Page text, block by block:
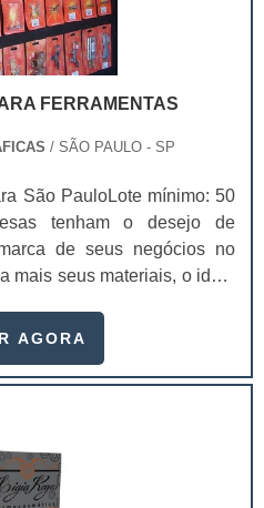
bolha.No entanto, é preciso
neste tipo de produto
empresa séria, que seja
de desenvolvimento e
e obtém as garantias
FERRAMENTAS
/ SÃO PAULO - SP
São PauloLote mínimo: 50
tenham o desejo de
de seus negócios no
mais seus materiais, o ideal
um bom acondicionamento
para a empresa, de modo
AGORA